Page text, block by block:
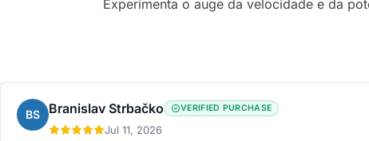
Experimenta o auge da velocidade e da
BS Branislav Strbačko VERIFIED PURCHASE
Jul 11, 2026